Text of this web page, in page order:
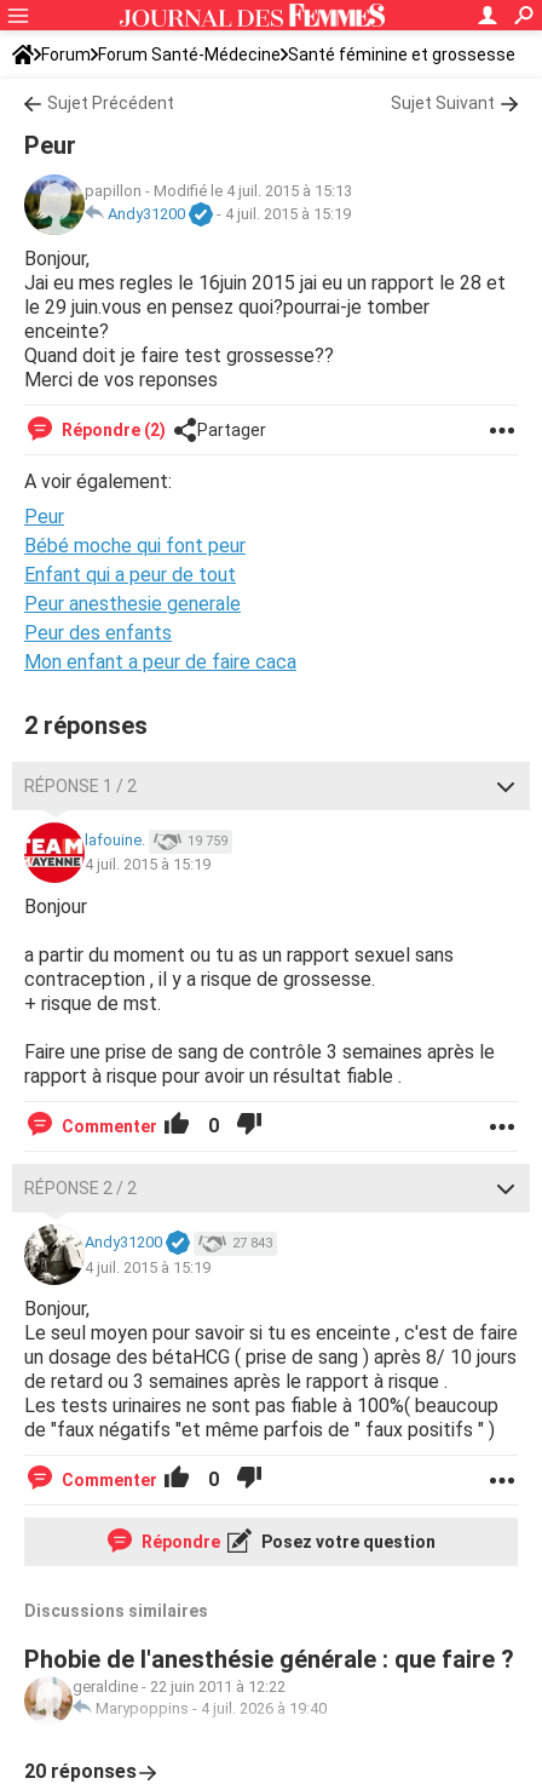
Forum Forum Santé-Médecine Santé féminine et grossesse
Ovulation
Sujet Précédent Sujet Suivant
Peur
papillon - Modifié le 4 juil. 2015 à 15:13
Andy31200
- 4 juil. 2015 à 15:19
Bonjour,
Jai eu mes regles le 16juin 2015 jai eu un rapport le 28 et
le 29 juin.vous en pensez quoi?pourrai-je tomber
enceinte?
Quand doit je faire test grossesse??
Merci de vos reponses
Répondre (2) Partager
A voir également:
Peur
Bébé moche qui font peur
Enfant qui a peur de tout
Peur anesthesie generale
Peur des enfants
Mon enfant a peur de faire caca
2 réponses
RÉPONSE 1 / 2
lafouine. 19 759
4 juil. 2015 à 15:19
Bonjour
a partir du moment ou tu as un rapport sexuel sans
contraception , il y a risque de grossesse.
+ risque de mst.
Faire une prise de sang de contrôle 3 semaines après le
rapport à risque pour avoir un résultat fiable .
Commenter 0
RÉPONSE 2 / 2
Andy31200 27 843
4 juil. 2015 à 15:19
Bonjour,
Le seul moyen pour savoir si tu es enceinte , c'est de faire
un dosage des bétaHCG ( prise de sang ) après 8/ 10 jours
de retard ou 3 semaines après le rapport à risque .
Les tests urinaires ne sont pas fiable à 100%( beaucoup
de "faux négatifs "et même parfois de " faux positifs " )
Commenter 0
Répondre Posez votre question
Discussions similaires
Phobie de l'anesthésie générale : que faire ?
geraldine - 22 juin 2011 à 12:22
Marypoppins - 4 juil. 2026 à 19:40
20 réponses